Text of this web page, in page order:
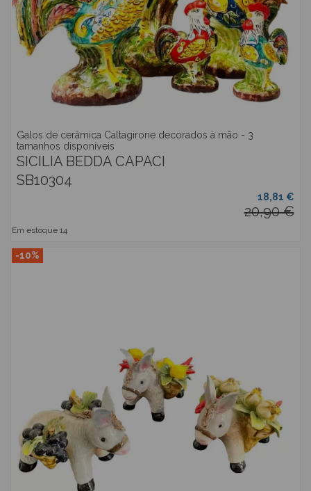
Galos de cerâmica Caltagirone decorados à mão - 3
tamanhos disponíveis
SICILIA BEDDA CAPACI
SB10304
18,81 €
20,90 €
Em estoque 14
-10%